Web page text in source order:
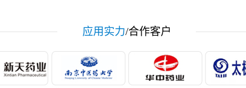
应用实力/合作客户